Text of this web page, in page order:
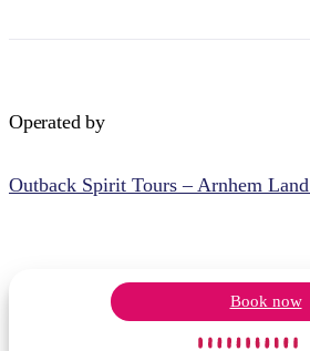
Operated by
Outback Spirit Tours – Arnhem
Book now